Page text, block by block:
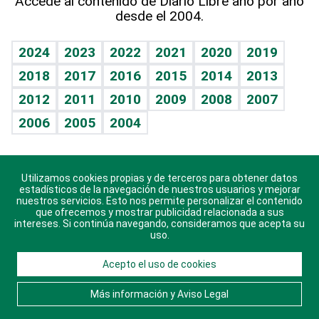
Vida y familia
Eñe
Celebrando la vida
Sin complejos
En pocas palabras
Escuchando al corazón
Economía Personal
TBT Deportivo
Guía del dinero
Horóscopos
Crucigramas
desde el 2004.
2024 2023 2022 2021 2020
2019
2018
2017 2016 2015 2014
2013
2012
2011 2010 2009 2008
2007
2006
2005 2004
Descarga nuestras aplicaciones para Android, iOS y
sistema Huawei.
© 2021 Diario Libre, todos los derechos reservados.
Consulta elAviso Legal. Ponte en Contacto
nosotros y conoce más sobre Diario Libre
Utilizamos cookies propias y de terceros para obtener datos
estadísticos de la navegación de nuestros usuarios y mejorar
nuestros servicios. Esto nos permite personalizar el contenido
que ofrecemos y mostrar publicidad relacionada a sus
intereses. Si continúa navegando, consideramos que acepta su
uso.
Acepto el uso de cookies
Más información y Aviso Legal